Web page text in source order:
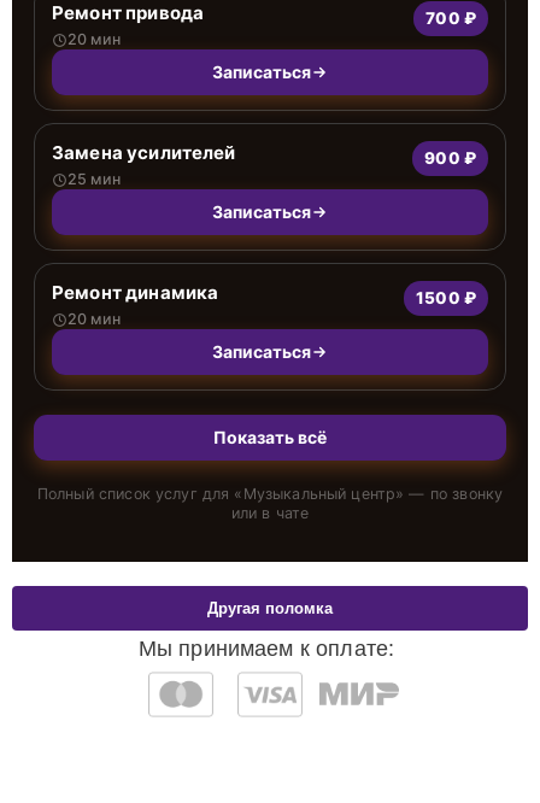
Ремонт привода
20 мин
700 ₽
Записаться
Замена усилителей
25 мин
900 ₽
Записаться
Ремонт динамика
20 мин
1500 ₽
Записаться
Показать всё
Полный список услуг для « Музыкальный центр» — по звонку
или в чате
Мы принимаем к оплате:
Другая поломка